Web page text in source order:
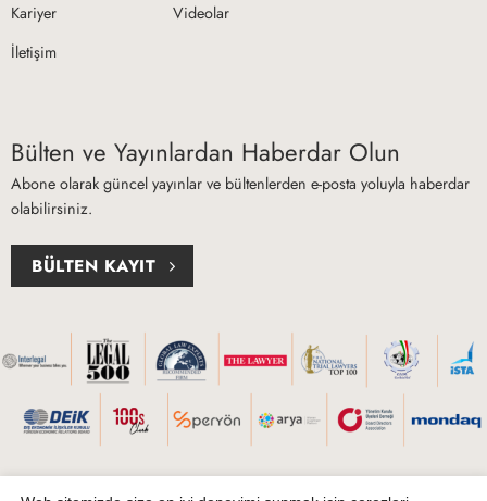
Kariyer
İletişim
Videolar
Bülten ve Yayınlardan Haberdar Olun
Abone olarak güncel yayınlar ve bültenlerden e-posta yoluyla haberdar
olabilirsiniz.
BÜLTEN KAYIT